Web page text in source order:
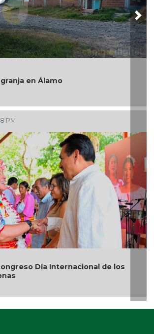
“Este es el verdadero Coatzacoalcos”:
Rosaldo destaca éxito del Festival del
Ago 09, 2026 / 2:28 PM
Rosa María reafirma compromiso
20 mil árboles sembrados